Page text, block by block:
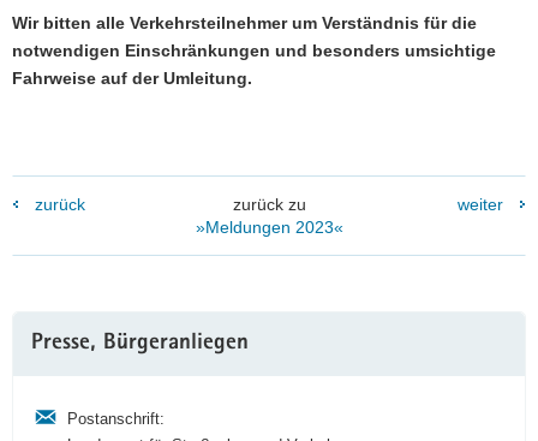
Wir bitten alle Verkehrsteilnehmer um Verständnis für die
notwendigen Einschränkungen und besonders umsichtige
Fahrweise auf der Umleitung.
zurück
zurück zu
»Meldungen 2023«
weiter
Information
Presse, Bürgeranliegen
Postanschrift: